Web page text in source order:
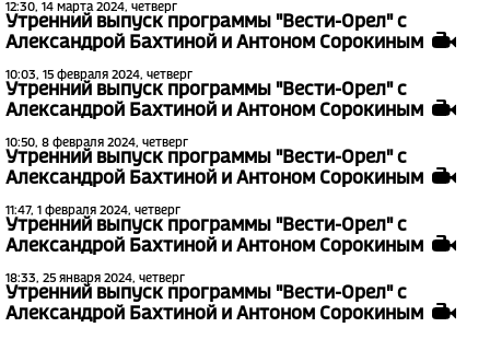
12:30, 14 марта 2024, четверг
Утренний выпуск программы "Вести-Орел" с
Александрой Бахтиной и Антоном Сорокиным
10:03, 15 февраля 2024, четверг
Утренний выпуск программы "Вести-Орел" с
Александрой Бахтиной и Антоном Сорокиным
10:50, 8 февраля 2024, четверг
Утренний выпуск программы "Вести-Орел" с
Александрой Бахтиной и Антоном Сорокиным
11:47, 1 февраля 2024, четверг
Утренний выпуск программы "Вести-Орел" с
Александрой Бахтиной и Антоном Сорокиным
18:33, 25 января 2024, четверг
Утренний выпуск программы "Вести-Орел" с
Александрой Бахтиной и Антоном Сорокиным